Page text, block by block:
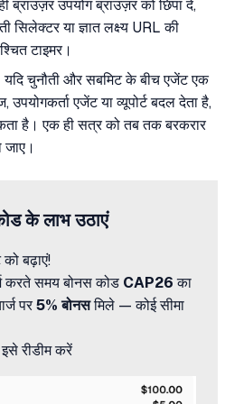
ब्राउज़र उपयोग ब्राउज़र को छिपा दे,
या ज्ञात लक्ष्य URL की
टाइमर।
चुनौती और सबमिट के बीच एजेंट एक
एजेंट या व्यूपोर्ट बदल देता है,
है। एक ही सत्र को तब तक बरकरार
जाए।
के लाभ उठाएं
बढ़ाएं!
करते समय बोनस कोड CAP26 का
पर 5% बोनसमिले — कोई सीमा
रीडीम करें